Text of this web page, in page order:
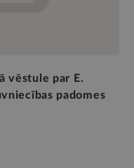
vēstule par E.
padomes